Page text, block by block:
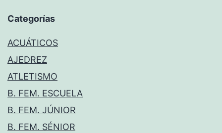
Categorías
ACUÁTICOS
AJEDREZ
ATLETISMO
B. FEM. ESCUELA
B. FEM. JÚNIOR
B. FEM. SÉNIOR